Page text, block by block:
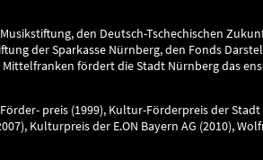
den Deutsch-Tschechischen
der Sparkasse Nürnberg, den Fonds
fördert die Stadt Nürnberg das
preis (1999), Kultur-Förderpreis der
Kulturpreis der E.ON Bayern AG (2010),